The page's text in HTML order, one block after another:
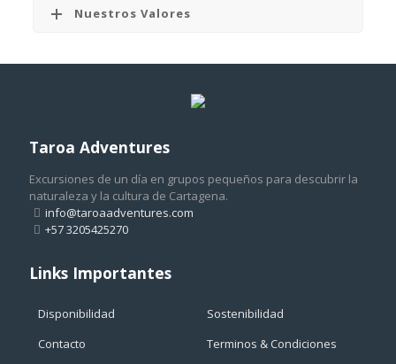
Nuestros Valores
Taroa Adventures
Excursiones de un día en grupos pequeños para descubrir la
naturaleza y la cultura de Cartagena.
info@taroaadventures.com
+57 3205425270
Links Importantes
Disponibilidad
Contacto
Sostenibilidad
Terminos & Condiciones